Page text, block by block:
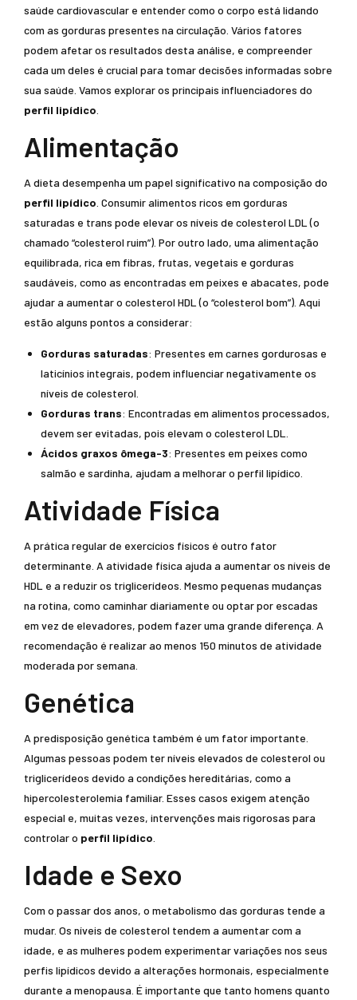
saúde cardiovascular e entender como o corpo está lidando
com as gorduras presentes na circulação. Vários fatores
podem afetar os resultados desta análise, e compreender
cada um deles é crucial para tomar decisões informadas sobre
sua saúde. Vamos explorar os principais influenciadores do
perfil lipídico
Alimentação
A dieta desempenha um papel significativo na composição do
perfil lipídico . Consumir alimentos ricos em gorduras
saturadas e trans pode elevar os níveis de colesterol LDL (o
chamado “colesterol ruim”). Por outro lado, uma alimentação
equilibrada, rica em fibras, frutas, vegetais e gorduras
saudáveis, como as encontradas em peixes e abacates, pode
ajudar a aumentar o colesterol HDL (o “colesterol bom”). Aqui
estão alguns pontos a considerar:
Gorduras saturadas: Presentes em carnes gordurosas e
laticínios integrais, podem influenciar negativamente os
níveis de colesterol.
Gorduras trans: Encontradas em alimentos processados,
devem ser evitadas, pois elevam o colesterol LDL.
Ácidos graxos ômega-3: Presentes em peixes como
salmão e sardinha, ajudam a melhorar o perfil lipídico.
Atividade Física
A prática regular de exercícios físicos é outro fator
determinante. A atividade física ajuda a aumentar os níveis de
HDL e a reduzir os triglicerídeos. Mesmo pequenas mudanças
na rotina, como caminhar diariamente ou optar por escadas
em vez de elevadores, podem fazer uma grande diferença. A
recomendação é realizar ao menos 150 minutos de atividade
moderada por semana.
Genética
A predisposição genética também é um fator importante.
Algumas pessoas podem ter níveis elevados de colesterol ou
triglicerídeos devido a condições hereditárias, como a
hipercolesterolemia familiar. Esses casos exigem atenção
especial e, muitas vezes, intervenções mais rigorosas para
controlar o perfil lipídico
Idade e Sexo
Com o passar dos anos, o metabolismo das gorduras tende a
mudar. Os níveis de colesterol tendem a aumentar com a
idade, e as mulheres podem experimentar variações nos seus
perfis lipídicos devido a alterações hormonais, especialmente
durante a menopausa. É importante que tanto homens quanto